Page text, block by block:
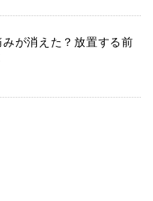
が消えた？放置する前